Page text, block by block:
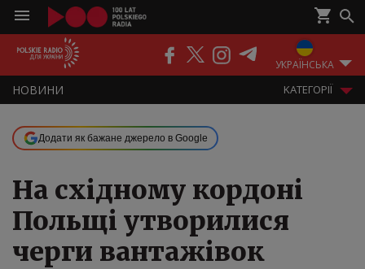
УКРАЇНСЬКА
НOВИНИ KАТЕГОРІЇ
ПОДКАСТИ ЕФІР
Додати як бажане джерело в Google
На східному кордоні
Польщі утворилися
черги вантажівок